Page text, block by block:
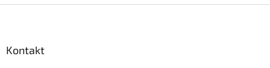
Kontakt